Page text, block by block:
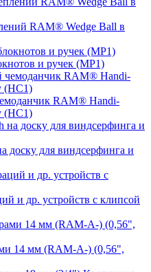
RAM® Wedge Ball в
и ручек (MP1)
RAM® Handi-
(HC1)
доску для виндсерфинга и
и др. устройств с клипсой
14 мм (RAM-A-) (0,56",